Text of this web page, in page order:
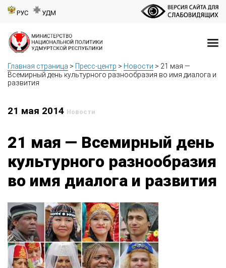
РУС УДМ
Главная страница > Пресс-центр > Новости > 21 мая —
Всемирный день культурного разнообразия во имя диалога и
развития
21 мая 2014 Новости
21 мая — Всемирный день
культурного разнообразия
во имя диалога и развития